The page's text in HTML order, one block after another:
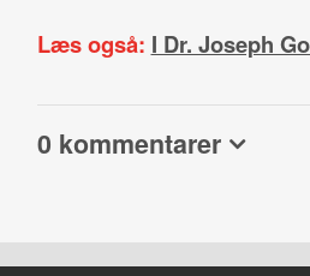
Læs også: I Dr. Joseph
0 kommentarer